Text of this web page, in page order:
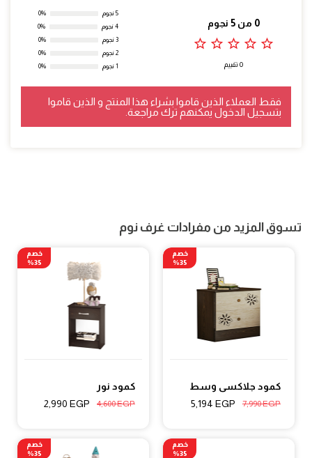
0 من 5 نجوم
star_outline
star_outline
star_outline
star_outline
star_outline
0 تقييم
5 نجوم
0%
4 نجوم
0%
3 نجوم
0%
2 نجوم
0%
1 نجوم
0%
فقط العملاء الذين قاموا بشراء هذا المنتج و الذين قاموا
بتسجيل الدخول يمكنهم ترك مراجعة.
تسوق المزيد من مفرادات غرف نوم
كمود جلاكسى وسط
7,990EGP
5,194 EGP
خصم
35%
كمود نور
4,600EGP
2,990 EGP
خصم
35%
خصم
35%
خصم
35%